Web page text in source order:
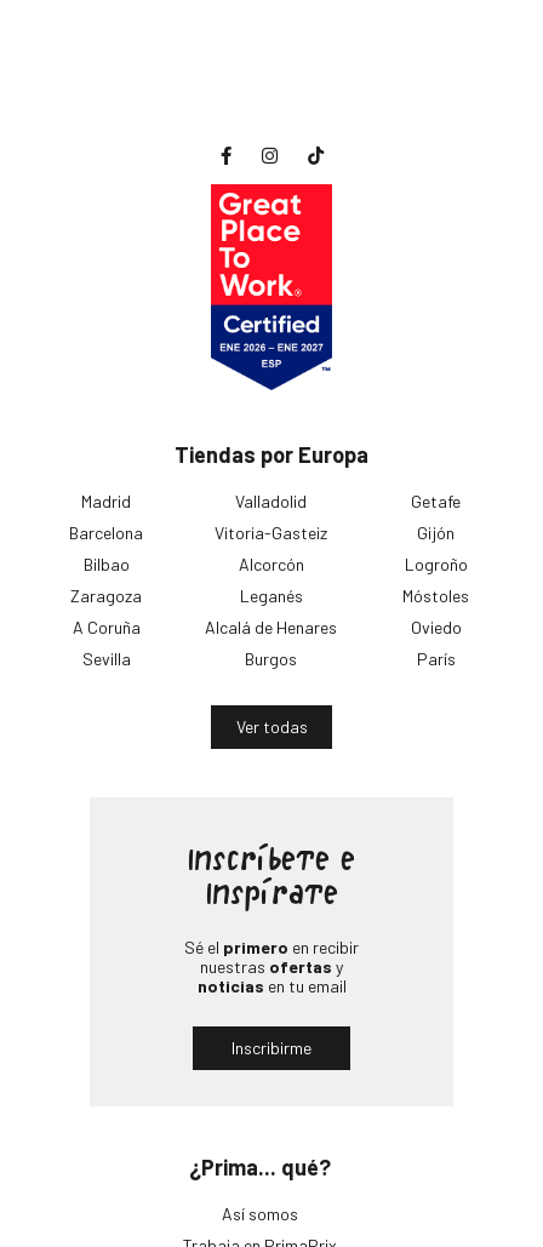
Tiendas por Europa
Madrid
Barcelona
Bilbao
Zaragoza
A Coruña
Sevilla
Valladolid
Vitoria-Gasteiz
Alcorcón
Leganés
Alcalá de Henares
Burgos
Getafe
Gijón
Logroño
Móstoles
Oviedo
París
Ver todas
¿Prima... qué?
Así somos
Inscríbete e
Inspírate
Sé el primero en recibir
nuestras ofertas y
noticias en tu email
Inscribirme